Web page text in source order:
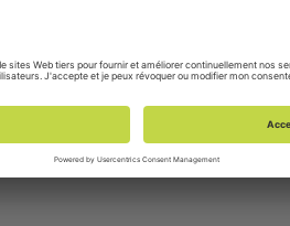
technologique au
la façon dont nous pouvons
et les systèmes en